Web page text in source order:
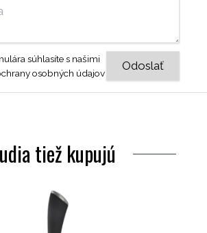
súhlasíte s našimi
osobných údajov
tiež kupujú